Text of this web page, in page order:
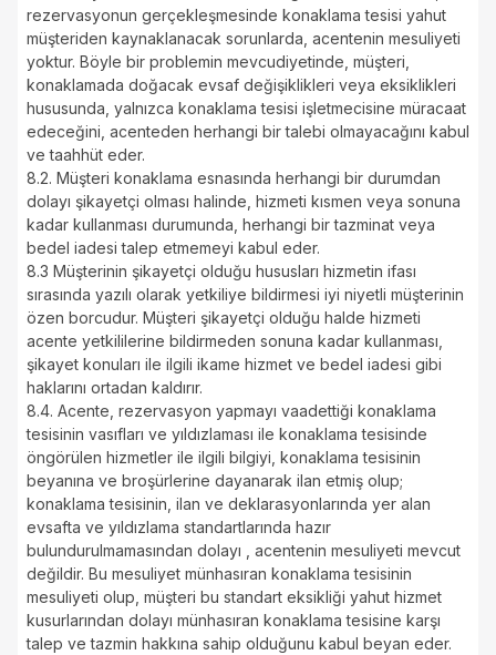
rezervasyonun gerçekleşmesinde konaklama tesisi yahut
müşteriden kaynaklanacak sorunlarda, acentenin mesuliyeti
yoktur. Böyle bir problemin mevcudiyetinde, müşteri,
konaklamada doğacak evsaf değişiklikleri veya eksiklikleri
hususunda, yalnızca konaklama tesisi işletmecisine müracaat
edeceğini, acenteden herhangi bir talebi olmayacağını kabul
ve taahhüt eder.
8.2. Müşteri konaklama esnasında herhangi bir durumdan
dolayı şikayetçi olması halinde, hizmeti kısmen veya sonuna
kadar kullanması durumunda, herhangi bir tazminat veya
bedel iadesi talep etmemeyi kabul eder.
8.3 Müşterinin şikayetçi olduğu hususları hizmetin ifası
sırasında yazılı olarak yetkiliye bildirmesi iyi niyetli müşterinin
özen borcudur. Müşteri şikayetçi olduğu halde hizmeti
acente yetkililerine bildirmeden sonuna kadar kullanması,
şikayet konuları ile ilgili ikame hizmet ve bedel iadesi gibi
haklarını ortadan kaldırır.
8.4. Acente, rezervasyon yapmayı vaadettiği konaklama
tesisinin vasıfları ve yıldızlaması ile konaklama tesisinde
öngörülen hizmetler ile ilgili bilgiyi, konaklama tesisinin
beyanına ve broşürlerine dayanarak ilan etmiş olup;
konaklama tesisinin, ilan ve deklarasyonlarında yer alan
evsafta ve yıldızlama standartlarında hazır
bulundurulmamasından dolayı , acentenin mesuliyeti mevcut
değildir. Bu mesuliyet münhasıran konaklama tesisinin
mesuliyeti olup, müşteri bu standart eksikliği yahut hizmet
kusurlarından dolayı münhasıran konaklama tesisine karşı
talep ve tazmin hakkına sahip olduğunu kabul beyan eder.